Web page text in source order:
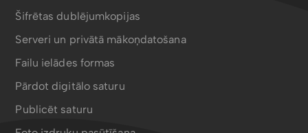
Šifrētas dublējumkopijas
Serveri un privātā mākoņdatošana
Failu ielādes formas
Pārdot digitālo saturu
Publicēt saturu